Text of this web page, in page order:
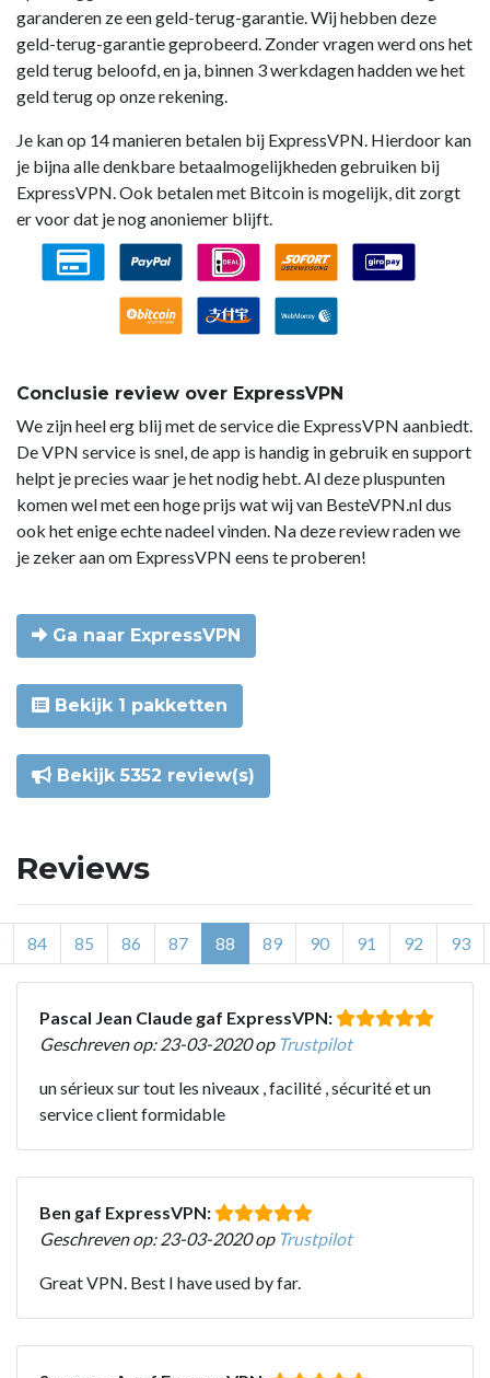
garanderen ze een geld-terug-garantie. Wij hebben deze
geld-terug-garantie geprobeerd. Zonder vragen werd ons het
geld terug beloofd, en ja, binnen 3 werkdagen hadden we het
geld terug op onze rekening.
Je kan op 14 manieren betalen bij ExpressVPN. Hierdoor kan
je bijna alle denkbare betaalmogelijkheden gebruiken bij
ExpressVPN. Ook betalen met Bitcoin is mogelijk, dit zorgt
er voor dat je nog anoniemer blijft.
Conclusie review over ExpressVPN
We zijn heel erg blij met de service die ExpressVPN aanbiedt.
De VPN service is snel, de app is handig in gebruik en support
helpt je precies waar je het nodig hebt. Al deze pluspunten
komen wel met een hoge prijs wat wij van BesteVPN.nl dus
ook het enige echte nadeel vinden. Na deze review raden we
je zeker aan om ExpressVPN eens te proberen!
Ga naar ExpressVPN
Bekijk 1 pakketten
Bekijk 5352 review(s)
Reviews
84 85 86 87 88 89 90 91 92 93
Pascal Jean Claude gaf ExpressVPN:
Geschreven op: 23-03-2020 op Trustpilot
un sérieux sur tout les niveaux , facilité , sécurité et un
service client formidable
Ben gaf ExpressVPN:
Geschreven op: 23-03-2020 op Trustpilot
Great VPN. Best I have used by far.